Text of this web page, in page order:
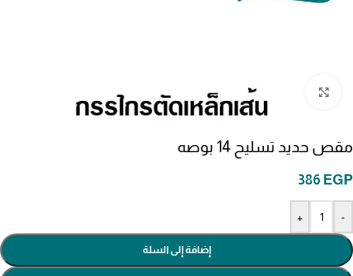
مقص حديد تسليح 14 بوصه
386 EGP
-
+
إضافة إلى السلة